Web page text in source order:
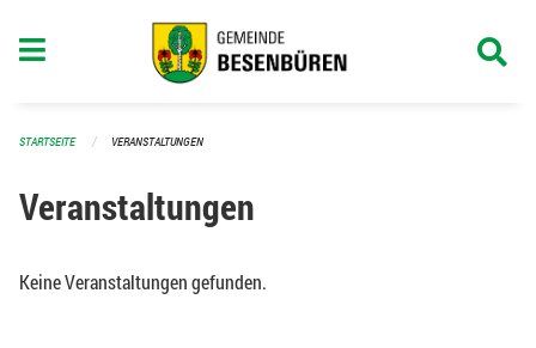
STARTSEITE VERANSTALTUNGEN
Veranstaltungen
Keine Veranstaltungen gefunden.